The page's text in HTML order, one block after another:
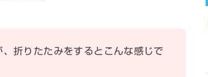
折りたたみをするとこんな感じで